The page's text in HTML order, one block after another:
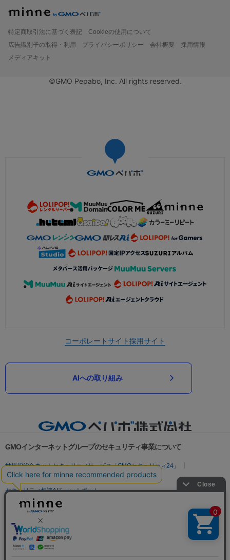
特定商取引法に基づく表記
Cookieの使用について
広告識別子の取得・利用
プライバシーポリシー 会社概要
採用情報
メディアキット
©GMO Pepabo, Inc. All rights reserved.
コーポレートサイト採用サイト
AIへの取り組み
GMOインターネットグループのセキュリティ事業について
世界初総合ネットセキュリティサービス「GMOセキュリティ24」
パスワード漏洩診断
Webサイトリスク診断
セキュリティ相談AIチャットボット
実在証明・盗聴対策
サイバー攻撃対策（GMO Flatt Security）
セキュリティ事業の軌跡